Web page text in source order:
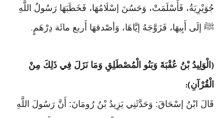
جُوَيْرِيَةُ، فَأَسْلَمَتْ، وَحَسُنَ إسْلَامُهَا، فَخَطَبَهَا رَسُولُ اللَّهِ
ﷺ إلَى أَبِيهَا، فَزَوَّجَهُ إيَّاهَا، وَأصْدقهَا أَربع مائَة دِرْهَمٍ.
( الْوَلِيدُ بْنُ عُقْبَةَ وَبَنُو الْمُصْطَلِقِ وَمَا نَزَلَ فِي ذَلِكَ مِنْ
الْقُرْآنِ):
قَالَ ابْنُ إسْحَاقَ: وَحَدَّثَنِي يَزِيدُ بْنُ رُومَانَ: أَنَّ رَسُولَ اللَّهِ